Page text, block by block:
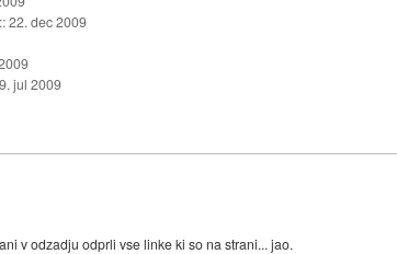
::22. dec 2009
jul 2009
v odzadju odprli vse linke ki so na strani... jao.